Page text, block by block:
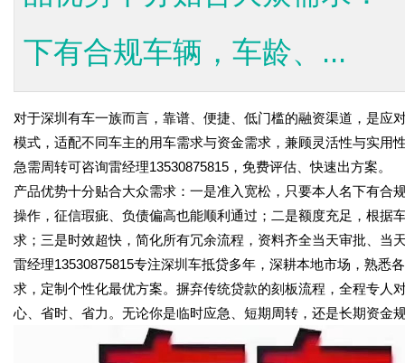
下有合规车辆，车龄、...
对于深圳有车一族而言，靠谱、便捷、低门槛的融资渠道，是
模式，适配不同车主的用车需求与资金需求，兼顾灵活性与实用
急需周转可咨询雷经理13530875815，免费评估、快速出方案。
产品优势十分贴合大众需求：一是准入宽松，只要本人名下有
操作，征信瑕疵、负债偏高也能顺利通过；二是额度充足，根据
求；三是时效超快，简化所有冗余流程，资料齐全当天审批、当
雷经理13530875815专注深圳车抵贷多年，深耕本地市场，熟悉
求，定制个性化最优方案。摒弃传统贷款的刻板流程，全程专人
心、省时、省力。无论你是临时应急、短期周转，还是长期资金